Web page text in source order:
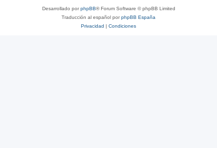
Desarrollado porphpBB® Forum Software © phpBB Limited
Traducción al español porphpBB España
Privacidad | Condiciones